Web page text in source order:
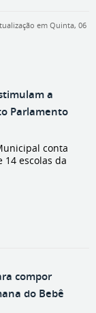
em Quinta, 06
a
Parlamento
conta
14 escolas da
compor
do Bebê